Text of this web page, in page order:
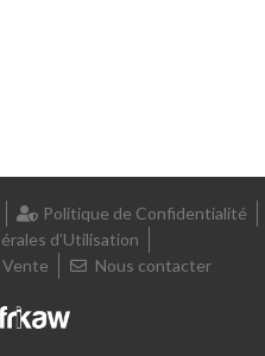
Politique de Confidentialité
d’Utilisation
Nous contacter